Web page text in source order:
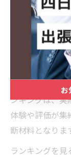
買取の見
出張買取の口
出張買取を賢
グの情報を積
ンキングは、実
体験や評価が集
断材料となりま
ランキングを
お
お